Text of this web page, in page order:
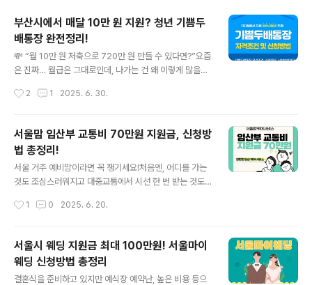
부산시에서 매달 10만 원 지원? 청년 기쁨두
배통장 완전정리!
💸 “월 10만 원 저축으로 720만 원 만들 수 있다면?”요즘
은 진짜… 월급은 그대로인데, 나가는 건 왜 이렇게 많을까
면 통장 잔액이 진짜 “기쁨 절반, 걱정 두 배”죠. 😅그런데
합니다. 🚀 기쁨두배통장 신청하러 가기 📌 이게 뭐냐면
요?간단히 말하면, 부산에 거주하는 청년이 매달 10만 원
씩 저축하면, 부산시가 똑같이 10만 원을 더 얹어줍니다.그
걸 3년 동안 꾸준히 유지하면?✅ 총 720만 원 + 이자까
창업, 결혼, 교육비 등 미래 준비 용도로 써야 해요.그..
2 1 2025. 6. 30.
서울맘 임산부 교통비 70만원 지원금, 신청방
법 총정리!
서울 거주 예비맘이라면 꼭 챙기세요!처음엔, 어디를 가는
것도 조심스러워지고 대중교통에서 시선 한 번 받는 것도
들은 꼭 교통비 지원 확인하세요!서울시에 거주 중인 임산
책’**을 소개해드릴게요.2025년 기준 신청 조건부터 사
용처, 신청 방법까지 알기 쉽게! 꼼꼼하게! 지금부터 안내해
드릴게요.교통비 70만원 받기 임산부 교통비 지원은 어떤
혜택인가요?서울시는 임산부의 이동 부담을 덜기 위해 1인
1 0 2025. 6. 20.
서울시 웨딩 지원금 최대 100만원! 서울마이
웨딩 신청방법 총정리
결혼식을 준비하고 있지만 예식장 예약난, 높은 비용 등으